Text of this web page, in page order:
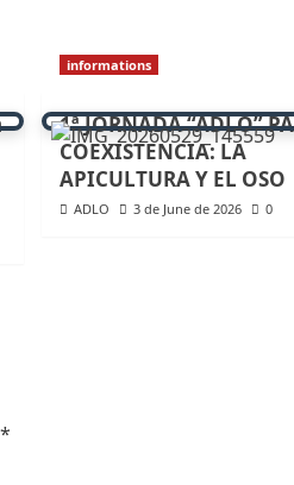
informations
1ª JORNADA “ADLO”
COEXISTENCIA: LA
APICULTURA Y EL OSO
ADLO 3 de June de 2026 0
*